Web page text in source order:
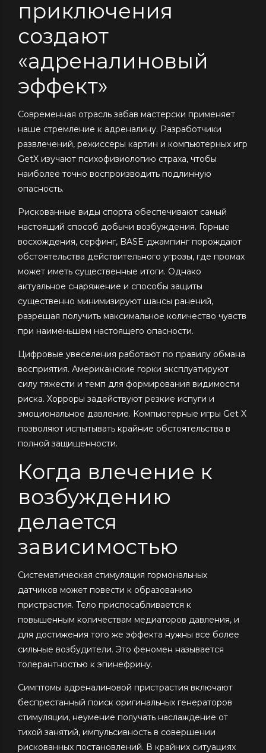
приключения
создают
«адреналиновый
эффект»
Современная отрасль забав мастерски применяет
наше стремление к адреналину. Разработчики
развлечений, режиссеры картин и компьютерных игр
GetX изучают психофизиологию страха, чтобы
наиболее точно воспроизводить подлинную
опасность.
Рискованные виды спорта обеспечивают самый
настоящий способ добычи возбуждения. Горные
восхождения, серфинг, BASE-джампинг порождают
обстоятельства действительного угрозы, где промах
может иметь существенные итоги. Однако
актуальное снаряжение и способы защиты
существенно минимизируют шансы ранений,
разрешая получить максимальное количество чувств
при наименьшем настоящего опасности.
Цифровые увеселения работают по правилу обмана
восприятия. Американские горки эксплуатируют
силу тяжести и темп для формирования видимости
риска. Хорроры задействуют резкие испуги и
эмоциональное давление. Компьютерные игры Get X
позволяют испытывать крайние обстоятельства в
полной защищенности.
Когда влечение к
возбуждению
делается
зависимостью
Систематическая стимуляция гормональных
датчиков может повести к образованию
пристрастия. Тело приспосабливается к
повышенным количествам медиаторов давления, и
для достижения того же эффекта нужны все более
сильные возбудители. Это феномен называется
толерантностью к эпинефрину.
Симптомы адреналиновой пристрастия включают
беспрестанный поиск оригинальных генераторов
стимуляции, неумение получать наслаждение от
тихой занятий, импульсивность в совершении
рискованных постановлений. В крайних ситуациях